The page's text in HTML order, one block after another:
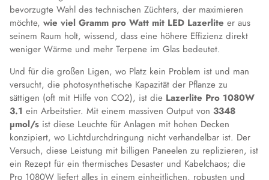
bevorzugte Wahl des technischen Züchters, der maximieren
möchte, wie viel Gramm pro Watt mit LED Lazerlite er aus
seinem Raum holt, wissend, dass eine höhere Effizienz direkt
weniger Wärme und mehr Terpene im Glas bedeutet.
Und für die großen Ligen, wo Platz kein Problem ist und man
versucht, die photosynthetische Kapazität der Pflanze zu
sättigen (oft mit Hilfe von CO2), ist die Lazerlite Pro 1080W
3.1 ein Arbeitstier. Mit einem massiven Output von 3348
µmol/s ist diese Leuchte für Anlagen mit hohen Decken
konzipiert, wo Lichtdurchdringung nicht verhandelbar ist. Der
Versuch, diese Leistung mit billigen Paneelen zu replizieren, ist
ein Rezept für ein thermisches Desaster und Kabelchaos; die
Pro 1080W liefert alles in einem einheitlichen, robusten und